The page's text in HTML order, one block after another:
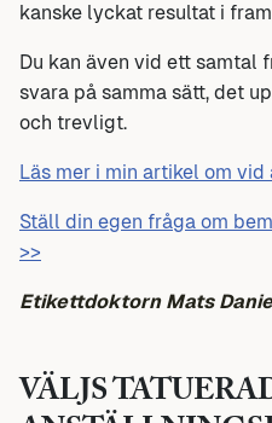
kanske lyckat resultat i
Du kan även vid ett samtal
svara på samma sätt, det
och trevligt.
Läs mer i min artikel om
Ställ din egen fråga om
>>
Etikettdoktorn Mats
VÄLJS